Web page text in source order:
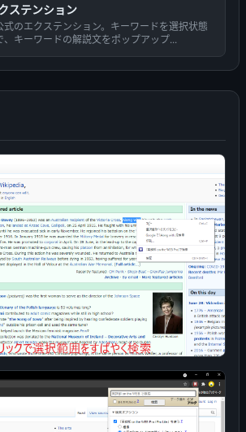
ステンション
式のエクステンション。キーワードを選択状態
、キーワードの解説文をポップアップ...